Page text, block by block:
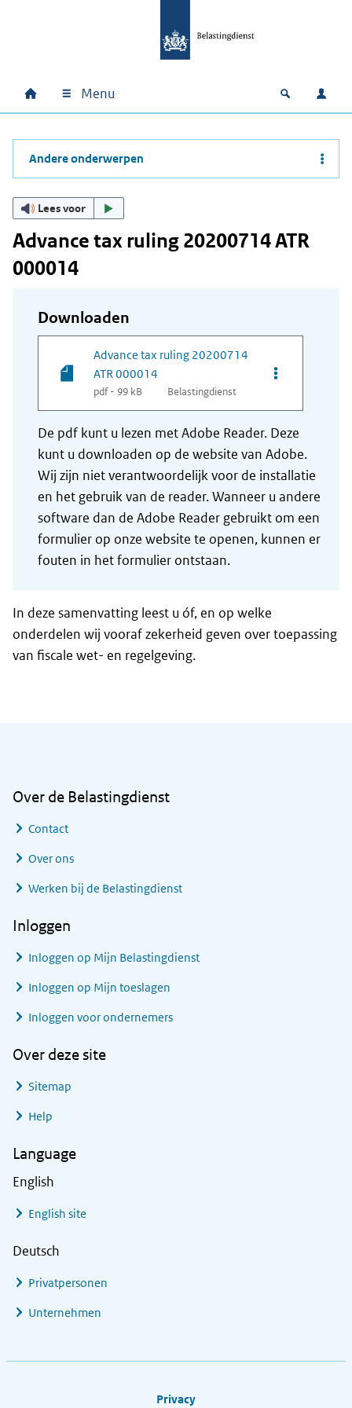
Hoofdnavigatie
Home Menu Open
Andere onderwerpen
Lees voor
Advance tax ruling 20200714 ATR
000014
Downloaden
Advance tax ruling 20200714
ATR 000014
pdf - 99 kB Belastingdienst
Opties van
De pdf kunt u lezen met Adobe Reader. Deze
kunt u downloaden op de website van Adobe.
Wij zijn niet verantwoordelijk voor de installatie
en het gebruik van de reader. Wanneer u andere
software dan de Adobe Reader gebruikt om een
formulier op onze website te openen, kunnen er
fouten in het formulier ontstaan.
In deze samenvatting leest u óf, en op welke
onderdelen wij vooraf zekerheid geven over toepassing
van fiscale wet- en regelgeving.
Over de Belastingdienst
Contact
Over ons
Werken bij de Belastingdienst
Inloggen
Inloggen op Mijn Belastingdienst
Inloggen op Mijn toeslagen
Inloggen voor ondernemers
Over deze site
Sitemap
Help
Language
English
English site
Deutsch
Privatpersonen
Unternehmen
Privacy